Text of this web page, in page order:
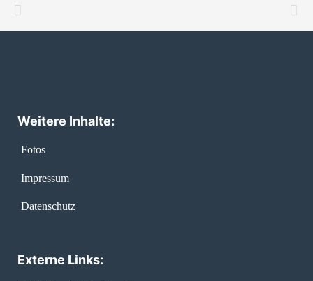
Weitere Inhalte:
Fotos
Impressum
Datenschutz
Externe Links: